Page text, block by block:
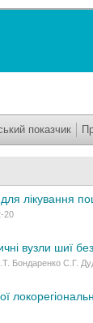
показчик
лікування
20
вузли шиї
Бондаренко С.Г.